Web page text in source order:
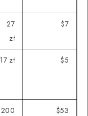
27
zł
$7
17 zł $5
200
$53